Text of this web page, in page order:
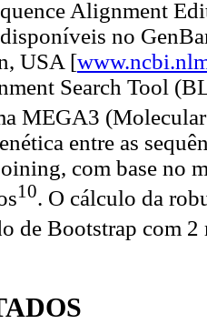
Alignment
no
USA [
Search Tool
MEGA3
entre as
com base no
10. O cálculo da
de Bootstrap com